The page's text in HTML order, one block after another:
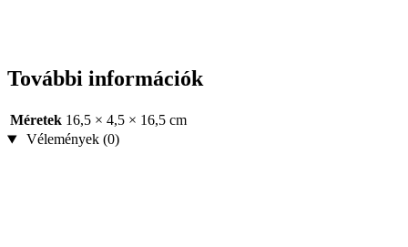
További információk
Méretek 16,5 × 4,5 × 16,5 cm
Vélemények (0)